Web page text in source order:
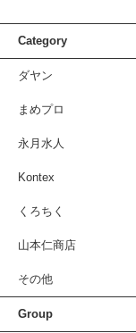
Category
ダヤン
まめプロ
永月水人
Kontex
くろちく
山本仁商店
その他
Group